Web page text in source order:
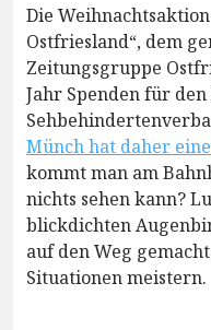
Die
Ostfriesland“, dem
Zeitungsgruppe
Jahr Spenden für
Münch hat daher
kommt man am
nichts sehen kann?
blickdichten
auf den Weg
Situationen meistern.